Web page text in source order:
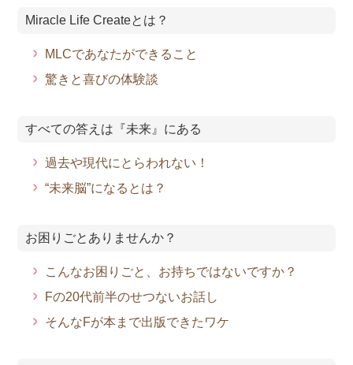
Miracle Life Createとは？
MLCであなたができること
驚きと喜びの体験談
すべての答えは『未来』にある
過去や現代にとらわれない！
“未来脳”になるとは？
お困りごとありませんか？
こんなお困りごと、お持ちではないですか？
Fの20代前半のせつないお話し
そんなFが本まで出版できたワケ